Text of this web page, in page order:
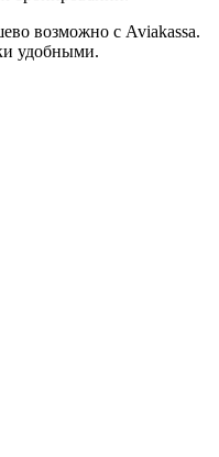
возможно с Aviakassa.
удобными.